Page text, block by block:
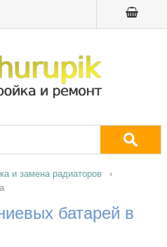
и замена радиаторов
батарей в